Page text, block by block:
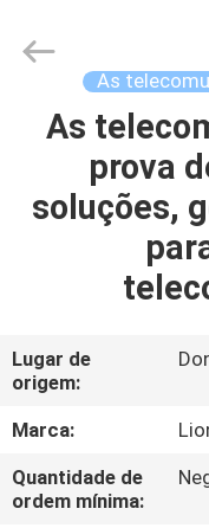
CASA
PRODUTOS
EXCURSÃO
DA
FÁBRICA
corporate
limited.
As
As
prova
soluções,
Lugar de
origem:
Marca:
Quantidade de
ordem mínima: